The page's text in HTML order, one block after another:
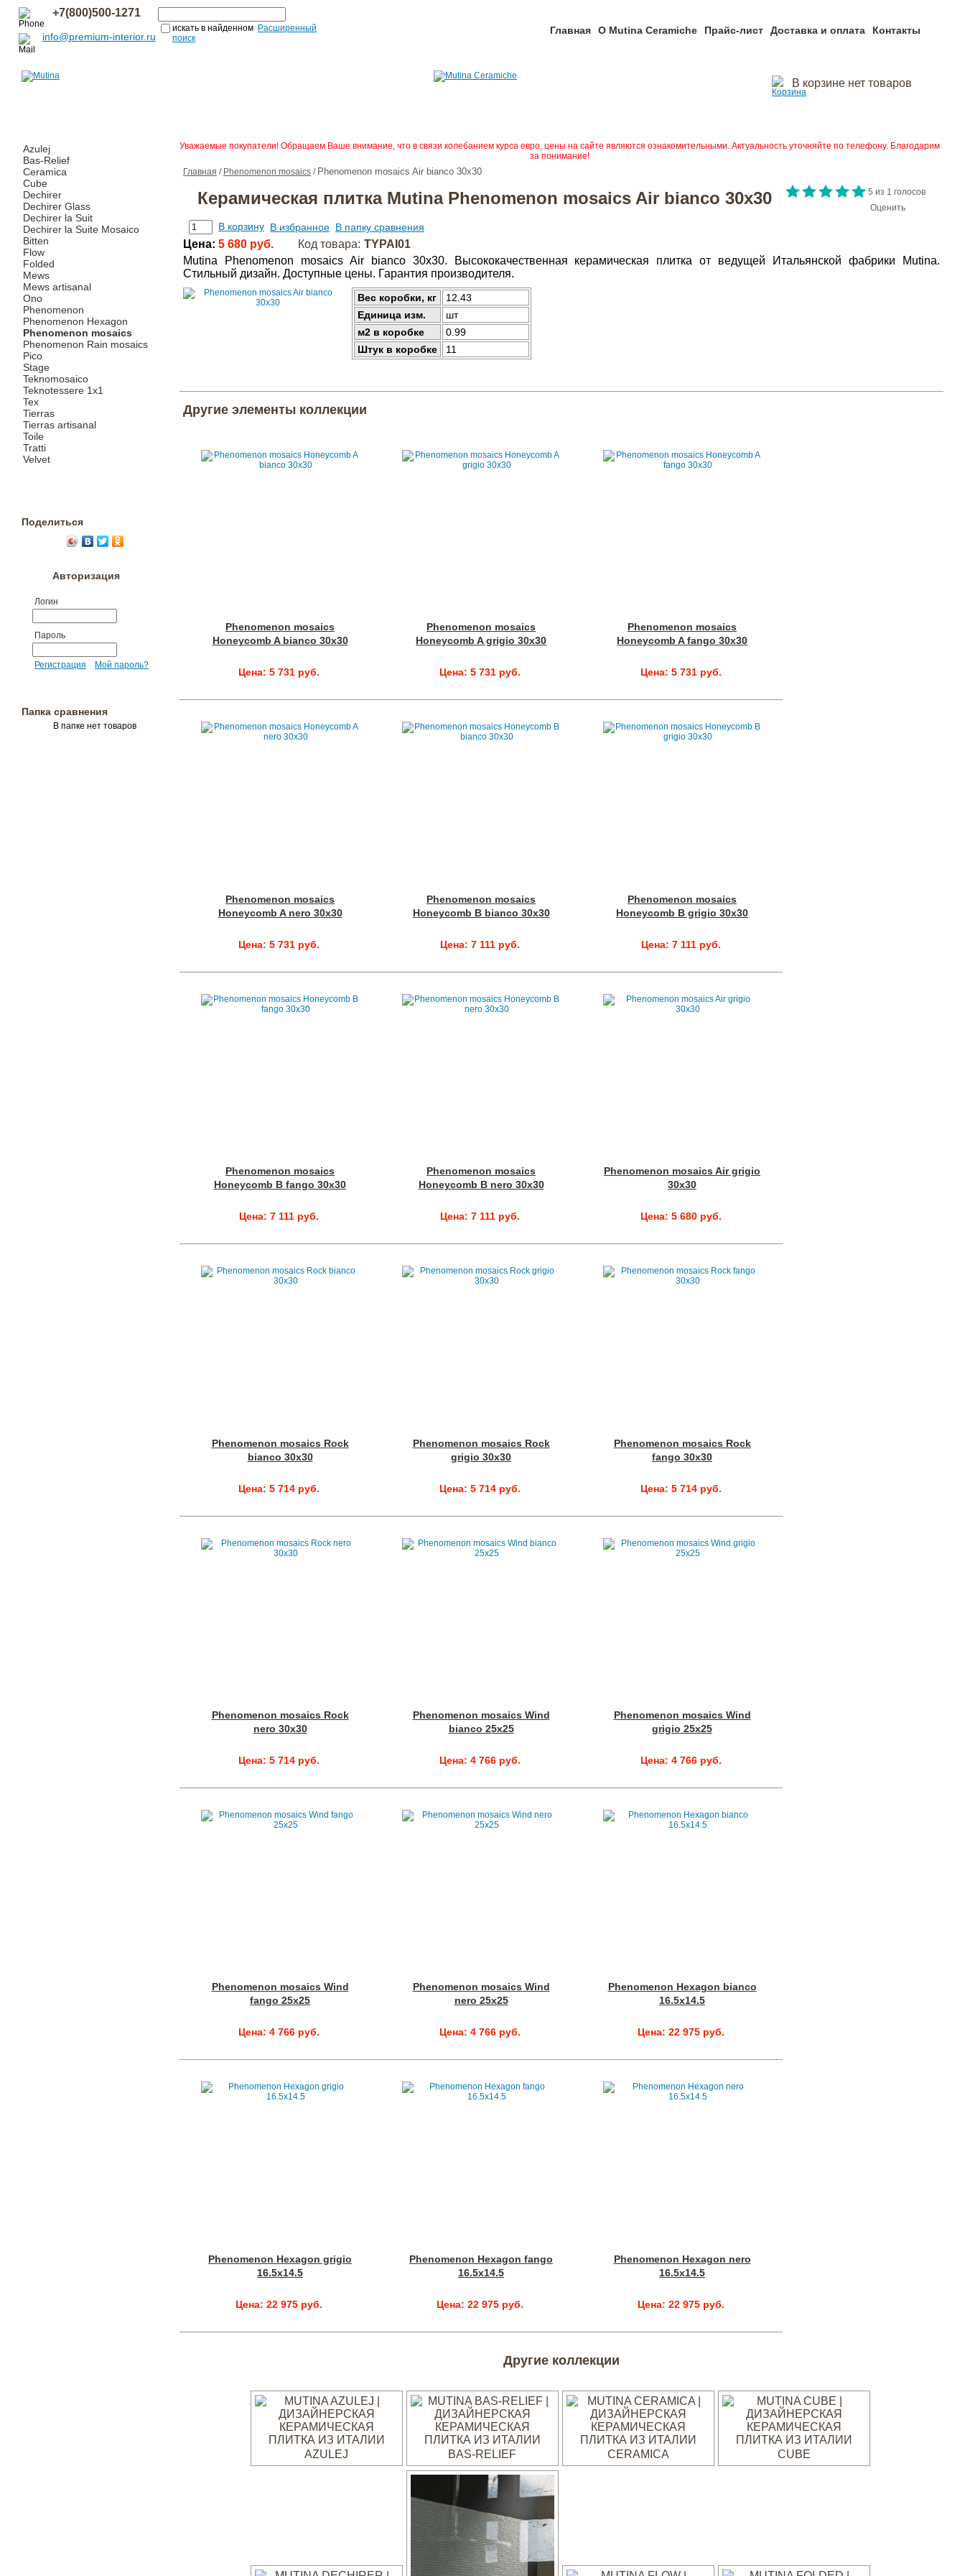
+7(800)500-1271
info@premium-interior.ru
Главная О Mutina Ceramiche Прайс-лист Доставка и оплата Контакты
искать в найденном Расширенный
поиск
В корзине нет товаров
Azulej
Bas-Relief
Ceramica
Cube
Dechirer
Dechirer Glass
Dechirer la Suit
Dechirer la Suite Mosaico
Bitten
Flow
Folded
Mews
Mews artisanal
Ono
Phenomenon
Phenomenon Hexagon
Phenomenon mosaics
Phenomenon Rain mosaics
Pico
Stage
Teknomosaico
Teknotessere 1x1
Tex
Tierras
Tierras artisanal
Toile
Tratti
Velvet
Поделиться
Авторизация
Логин
Пароль
Регистрация Мой пароль?
Папка сравнения
В папке нет товаров
Уважаемые покупатели! Обращаем Ваше внимание, что в связи колебанием курса евро, цены на сайте являются ознакомительными. Актуальность уточняйте по телефону. Благодарим
за понимание!
Главная / Phenomenon mosaics / Phenomenon mosaics Air bianco 30x30
5 из 1 голосов
Оценить
Керамическая плитка Mutina Phenomenon mosaics Air bianco 30x30
В корзину В избранное В папку сравнения
Цена: 5 680 руб. Код товара: TYPAI01
Mutina Phenomenon mosaics Air bianco 30x30. Высококачественная керамическая плитка от ведущей Итальянской фабрики Mutina.
Стильный дизайн. Доступные цены. Гарантия производителя.
Вес коробки, кг
12.43
Единица изм.
шт
м2 в коробке
0.99
Штук в коробке
11
Другие элементы коллекции
Phenomenon mosaics
Honeycomb A bianco 30x30
Цена: 5 731 руб.
Phenomenon mosaics
Honeycomb A grigio 30x30
Цена: 5 731 руб.
Phenomenon mosaics
Honeycomb A fango 30x30
Цена: 5 731 руб.
Phenomenon mosaics
Honeycomb A nero 30x30
Цена: 5 731 руб.
Phenomenon mosaics
Honeycomb B bianco 30x30
Цена: 7 111 руб.
Phenomenon mosaics
Honeycomb B grigio 30x30
Цена: 7 111 руб.
Phenomenon mosaics
Honeycomb B fango 30x30
Цена: 7 111 руб.
Phenomenon mosaics
Honeycomb B nero 30x30
Цена: 7 111 руб.
Phenomenon mosaics Air grigio
30x30
Цена: 5 680 руб.
Phenomenon mosaics Rock
bianco 30x30
Цена: 5 714 руб.
Phenomenon mosaics Rock
grigio 30x30
Цена: 5 714 руб.
Phenomenon mosaics Rock
fango 30x30
Цена: 5 714 руб.
Phenomenon mosaics Rock
nero 30x30
Цена: 5 714 руб.
Phenomenon mosaics Wind
bianco 25x25
Цена: 4 766 руб.
Phenomenon mosaics Wind
grigio 25x25
Цена: 4 766 руб.
Phenomenon mosaics Wind
fango 25x25
Цена: 4 766 руб.
Phenomenon mosaics Wind
nero 25x25
Цена: 4 766 руб.
Phenomenon Hexagon bianco
16.5x14.5
Цена: 22 975 руб.
Phenomenon Hexagon grigio
16.5x14.5
Цена: 22 975 руб.
Phenomenon Hexagon fango
16.5x14.5
Цена: 22 975 руб.
Phenomenon Hexagon nero
16.5x14.5
Цена: 22 975 руб.
Другие коллекции
AZULEJ BAS-RELIEF CERAMICA CUBE